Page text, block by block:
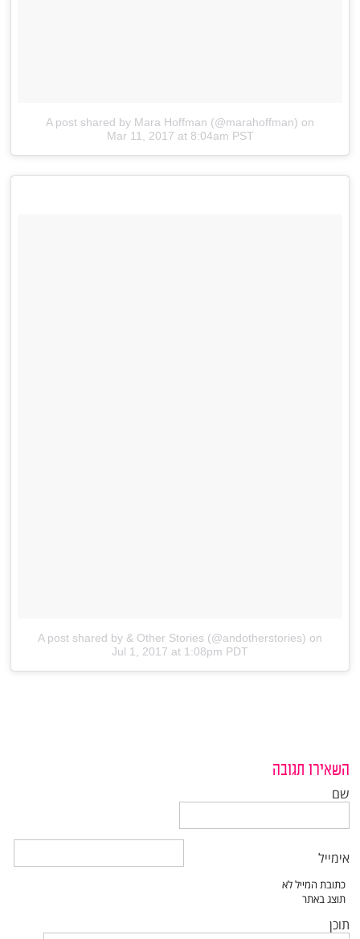
A post shared by Mara Hoffman (@marahoffman) on
Mar 11, 2017 at 8:04am PST
A post shared by & Other Stories (@andotherstories) on
Jul 1, 2017 at 1:08pm PDT
השאירו תגובה
שם
אימייל
תוכן